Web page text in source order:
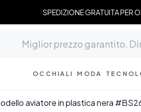
SPEDIZIONE GRATUITA PER
OCCHIALI MODA
aviatore in plastica nera